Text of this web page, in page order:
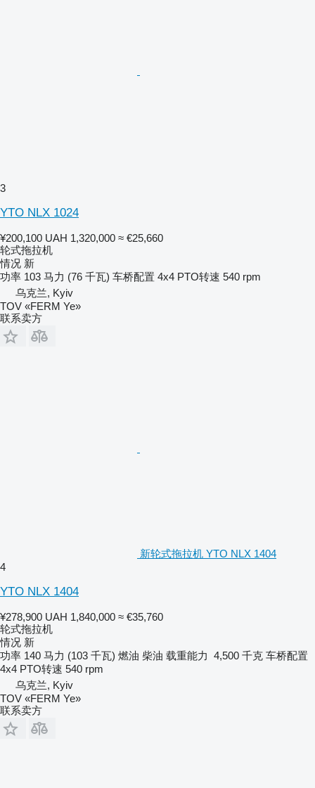
3
YTO NLX 1024
¥200,100 UAH 1,320,000 ≈ €25,660
轮式拖拉机
情况 新
功率 103 马力 (76 千瓦) 车桥配置 4x4 PTO转速 540 rpm
乌克兰, Kyiv
TOV «FERM Ye»
联系卖方
新轮式拖拉机 YTO NLX 1404
4
YTO NLX 1404
¥278,900 UAH 1,840,000 ≈ €35,760
轮式拖拉机
情况 新
功率 140 马力 (103 千瓦) 燃油 柴油 载重能力 4,500 千克 车桥配置
4x4 PTO转速 540 rpm
乌克兰, Kyiv
TOV «FERM Ye»
联系卖方